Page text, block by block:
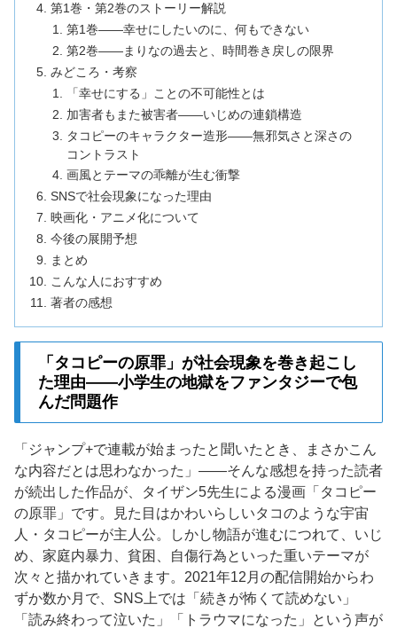
第1巻・第2巻のストーリー解説
第1巻——幸せにしたいのに、何もできない
第2巻——まりなの過去と、時間巻き戻しの限界
みどころ・考察
「幸せにする」ことの不可能性とは
加害者もまた被害者——いじめの連鎖構造
タコピーのキャラクター造形——無邪気さと深さの
コントラスト
画風とテーマの乖離が生む衝撃
SNSで社会現象になった理由
映画化・アニメ化について
今後の展開予想
まとめ
こんな人におすすめ
著者の感想
「タコピーの原罪」が社会現象を巻き起こし
た理由——小学生の地獄をファンタジーで包
んだ問題作
「ジャンプ+で連載が始まったと聞いたとき、まさかこん
な内容だとは思わなかった」——そんな感想を持った読者
が続出した作品が、タイザン5先生による漫画「タコピー
の原罪」です。見た目はかわいらしいタコのような宇宙
人・タコピーが主人公。しかし物語が進むにつれて、いじ
め、家庭内暴力、貧困、自傷行為といった重いテーマが
次々と描かれていきます。2021年12月の配信開始からわ
ずか数か月で、SNS上では「続きが怖くて読めない」
「読み終わって泣いた」「トラウマになった」という声が